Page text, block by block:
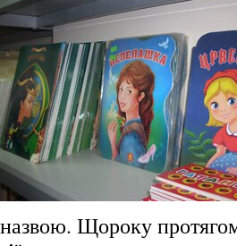
назвою. Щороку